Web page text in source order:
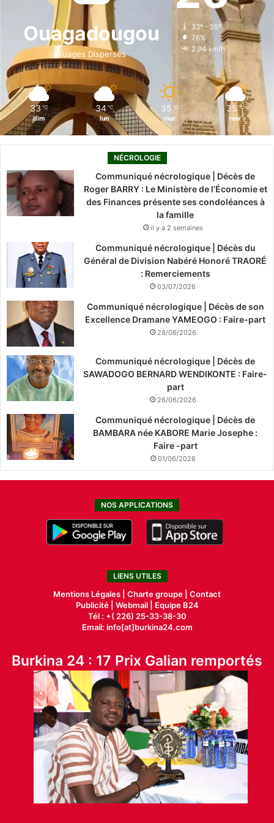
o
k
i
n
g
r
k
Ouagadougou
Nuages Dispersés
33º - 25º
76%
2.94 km/h
33 ℃
dim
34 ℃
lun
35 ℃
mar
35 ℃
mer
NÉCROLOGIE
Communiqué nécrologique | Décès de
Roger BARRY : Le Ministère de l’Économie et
des Finances présente ses condoléances à
la famille
il y a 2 semaines
Communiqué nécrologique | Décès du
Général de Division Nabéré Honoré TRAORÉ
: Remerciements
03/07/2026
Communiqué nécrologique | Décès de son
Excellence Dramane YAMEOGO : Faire-part
28/06/2026
Communiqué nécrologique | Décès de
SAWADOGO BERNARD WENDIKONTE : Faire-
part
26/06/2026
Communiqué nécrologique | Décès de
BAMBARA née KABORE Marie Josephe :
Faire -part
01/06/2026
NOS APPLICATIONS
LIENS UTILES
Mentions Légales | Charte groupe | Contact
Publicité| Webmail |
Equipe B24
Tél : +( 226) 25-33-38-30
Email: info[at]burkina24.com
Burkina 24 : 17 Prix Galian remportés